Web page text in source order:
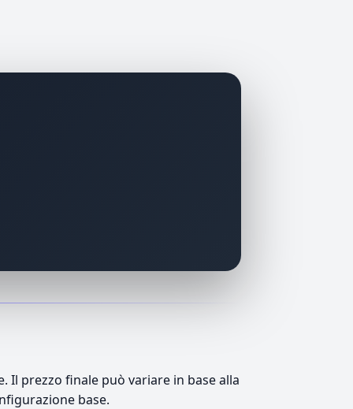
Il prezzo finale può variare in base alla
base.